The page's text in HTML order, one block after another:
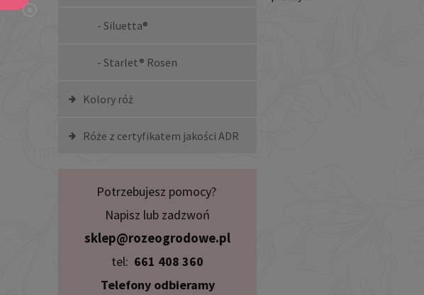
- Siluetta®
- Starlet® Rosen
Kolory róż
Róże z certyfikatem jakości ADR
Potrzebujesz pomocy?
Napisz lub zadzwoń
sklep@rozeogrodowe.pl
tel: 661 408 360
Telefony odbieramy